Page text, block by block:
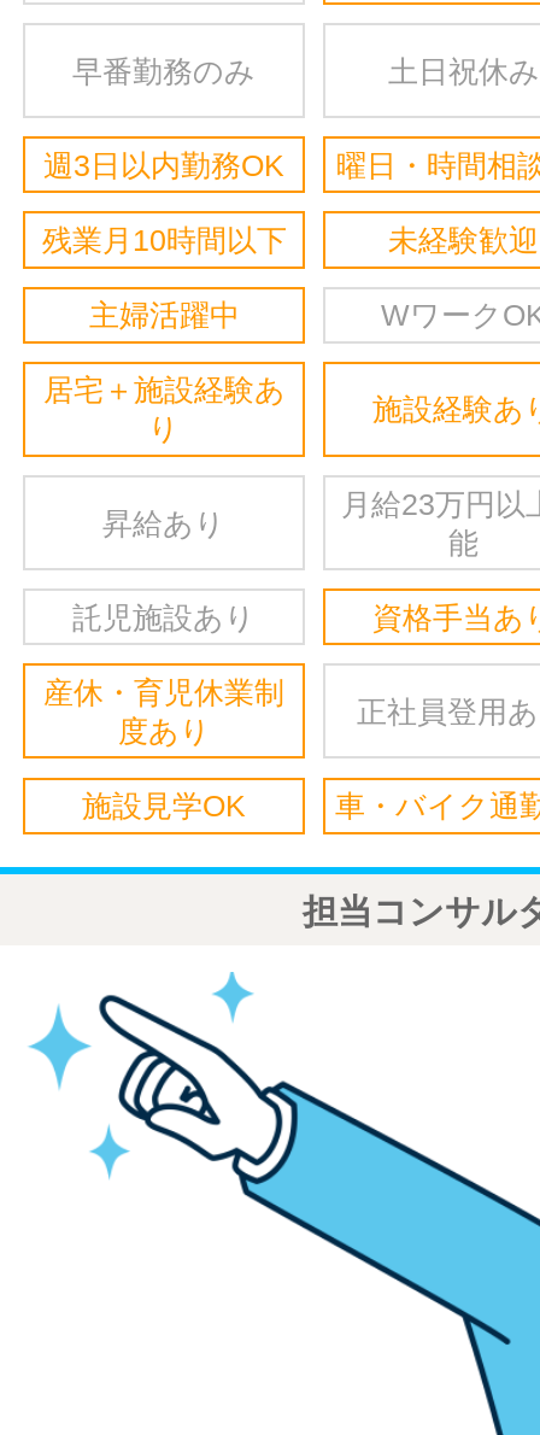
早番勤務のみ 土日祝休み
週3日以内勤務OK 曜日・時間相
残業月10時間以下 未経験歓迎
主婦活躍中 Wワーク
居宅＋施設経験あ
り
施設経験あ
昇給あり
月給23万円以
能
託児施設あり 資格手当あ
産休・育児休業制
度あり
正社員登用
施設見学OK 車・バイク通
担当コンサル